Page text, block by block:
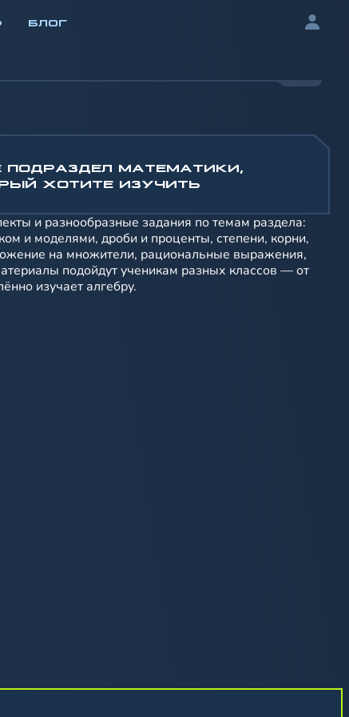
БЛОГ
ПОДРАЗДЕЛ МАТЕМАТИКИ,
ХОТИТЕ ИЗУЧИТЬ
и разнообразные задания по темам раздела:
и моделями, дроби и проценты, степени, корни,
на множители, рациональные выражения,
подойдут ученикам разных классов — от
изучает алгебру.